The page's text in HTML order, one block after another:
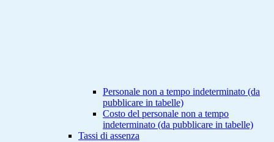
Personale non a tempo indeterminato (da
pubblicare in tabelle)
Costo del personale non a tempo
indeterminato (da pubblicare in tabelle)
Tassi di assenza